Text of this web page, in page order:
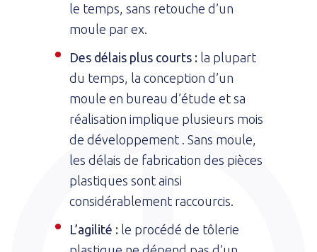
le temps, sans retouche d’un
moule par ex.
Des délais plus courts : la plupart
du temps, la conception d’un
moule en bureau d’étude et sa
réalisation implique plusieurs mois
de développement . Sans moule,
les délais de fabrication des pièces
plastiques sont ainsi
considérablement raccourcis.
L’agilité : le procédé de tôlerie